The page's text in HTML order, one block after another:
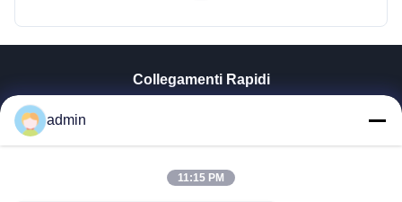
Collegamenti Rapidi
Chi Siamo
admin
11:15 PM